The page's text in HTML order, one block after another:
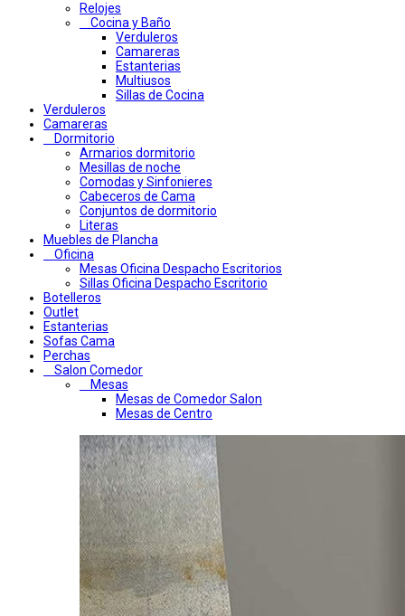
Relojes
Cocina y Baño
Verduleros
Camareras
Estanterias
Multiusos
Sillas de Cocina
Verduleros
Camareras
Dormitorio
Armarios dormitorio
Mesillas de noche
Comodas y Sinfonieres
Cabeceros de Cama
Conjuntos de dormitorio
Literas
Muebles de Plancha
Oficina
Mesas Oficina Despacho Escritorios
Sillas Oficina Despacho Escritorio
Botelleros
Outlet
Estanterias
Sofas Cama
Perchas
Salon Comedor
Mesas
Mesas de Comedor Salon
Mesas de Centro